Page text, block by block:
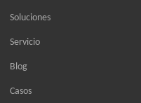
Soluciones
Servicio
Blog
Casos